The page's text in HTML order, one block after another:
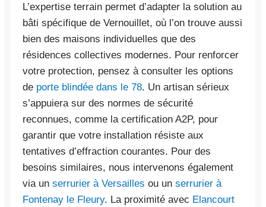
L’expertise terrain permet d’adapter la solution au
bâti spécifique de Vernouillet, où l’on trouve aussi
bien des maisons individuelles que des
résidences collectives modernes. Pour renforcer
votre protection, pensez à consulter les options
de porte blindée dans le 78. Un artisan sérieux
s’appuiera sur des normes de sécurité
reconnues, comme la certification A2P, pour
garantir que votre installation résiste aux
tentatives d’effraction courantes. Pour des
besoins similaires, nous intervenons également
via un serrurier à Versailles ou un serrurier à
Fontenay le Fleury. La proximité avec Elancourt